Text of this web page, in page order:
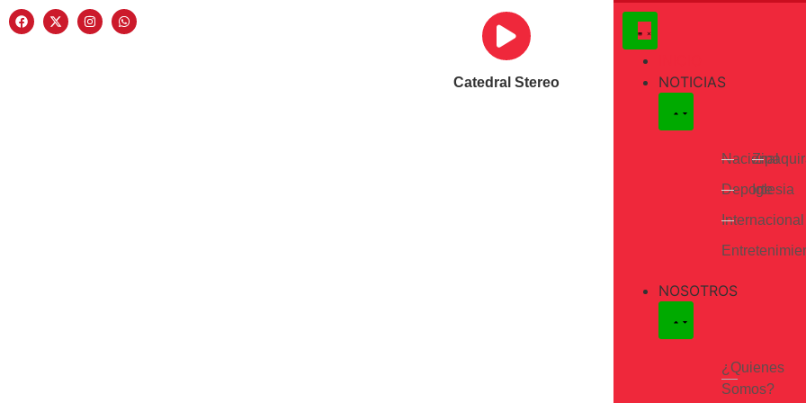
Catedral Stereo
NOTICIAS
Nacional
Deporte
Internacional
Iglesia
NOSOTROS
¿Quienes
Somos?